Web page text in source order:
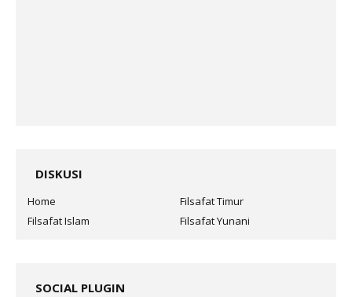
DISKUSI
Home
Filsafat Timur
Filsafat Islam
Filsafat Yunani
SOCIAL PLUGIN